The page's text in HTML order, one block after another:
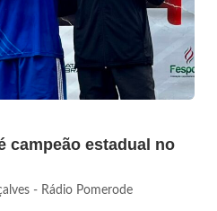
campeão estadual no
- Rádio Pomerode